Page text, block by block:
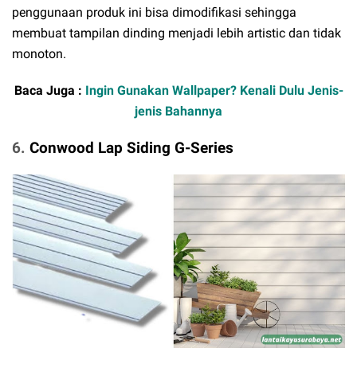
penggunaan produk ini bisa dimodifikasi sehingga
membuat tampilan dinding menjadi lebih artistic dan tidak
monoton.
Baca Juga : Ingin Gunakan Wallpaper? Kenali Dulu Jenis-
jenis Bahannya
6. Conwood Lap Siding G-Series